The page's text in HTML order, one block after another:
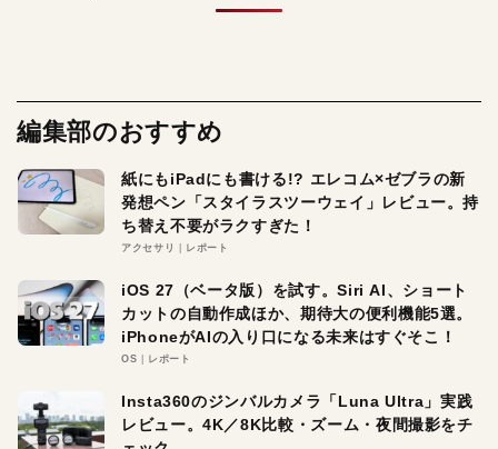
編集部のおすすめ
紙にもiPadにも書ける!? エレコム×ゼブラの新
発想ペン「スタイラスツーウェイ」レビュー。持
ち替え不要がラクすぎた！
アクセサリ レポート
iOS 27（ベータ版）を試す。Siri AI、ショート
カットの自動作成ほか、期待大の便利機能5選。
iPhoneがAIの入り口になる未来はすぐそこ！
OS レポート
Insta360のジンバルカメラ「Luna Ultra」実践
レビュー。4K／8K比較・ズーム・夜間撮影をチ